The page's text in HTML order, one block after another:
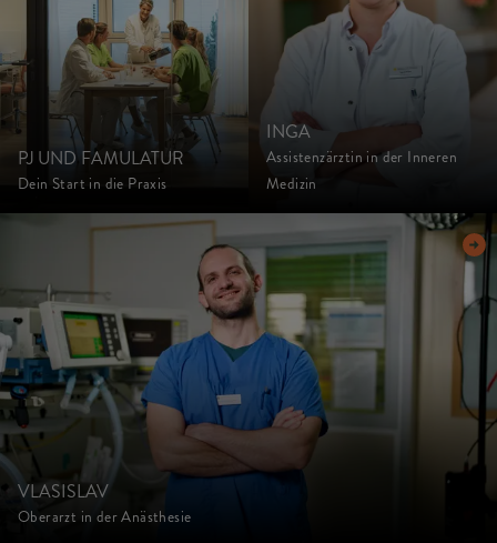
PJ UND FAMULATUR
Dein Start in die Praxis
INGA
Assistenzärztin in der Inneren
Medizin
VLASISLAV
Oberarzt in der Anästhesie